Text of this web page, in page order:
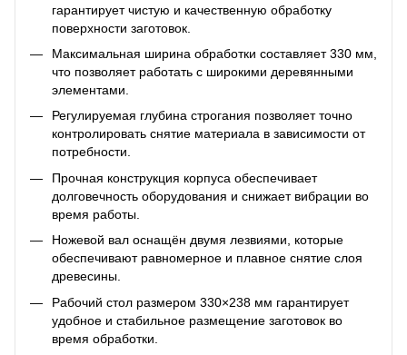
гарантирует чистую и качественную обработку
поверхности заготовок.
Максимальная ширина обработки составляет 330 мм,
что позволяет работать с широкими деревянными
элементами.
Регулируемая глубина строгания позволяет точно
контролировать снятие материала в зависимости от
потребности.
Прочная конструкция корпуса обеспечивает
долговечность оборудования и снижает вибрации во
время работы.
Ножевой вал оснащён двумя лезвиями, которые
обеспечивают равномерное и плавное снятие слоя
древесины.
Рабочий стол размером 330×238 мм гарантирует
удобное и стабильное размещение заготовок во
время обработки.